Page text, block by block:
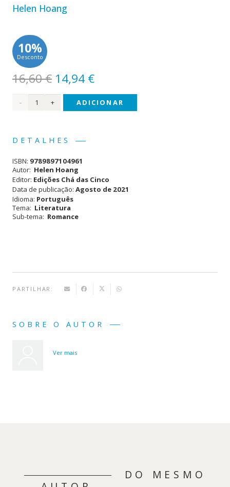
Helen Hoang
10%
Desconto
16,60€ O
preço
original
16,60 €.
14,94 €O
preço
atual
Quantidade
Experiência
ADICIONAR
DETALHES
ISBN: 9789897104961
Autor: Helen Hoang
Editor: Edições Chá das Cinco
Data de publicação: Agosto de 2021
Idioma: Português
Tema: Literatura
Sub-tema: Romance
PARTILHAR:
SOBRE O AUTOR
Ver mais
DO MESMO